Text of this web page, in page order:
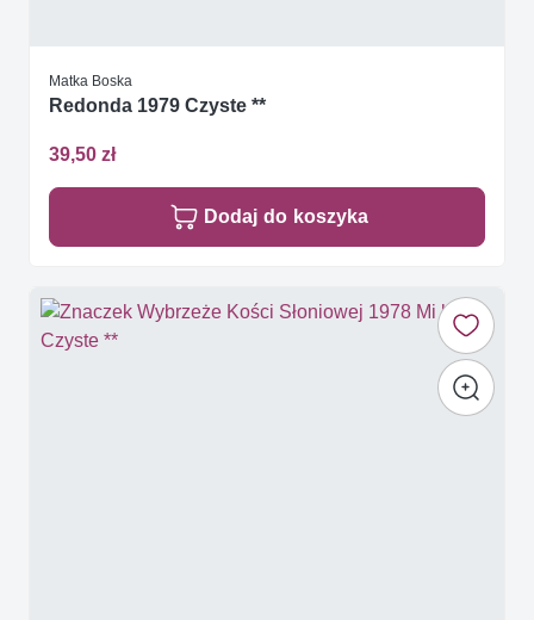
Matka Boska
Redonda 1979 Czyste **
39,50 zł
Dodaj do koszyka